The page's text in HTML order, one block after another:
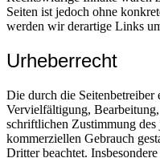
Seiten ist jedoch ohne
werden wir derartige Links
Urheberrecht
Die durch die Seitenbetreiber
Vervielfältigung,
schriftlichen Zustimmung
kommerziellen Gebrauch
Dritter beachtet.